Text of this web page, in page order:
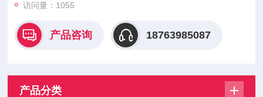
访问量：1055
产品咨询 18763985087
产品分类